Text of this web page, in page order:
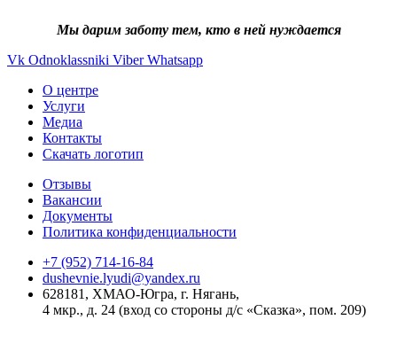
Мы дарим заботу тем, кто в ней нуждается
Vk Odnoklassniki Viber Whatsapp
О центре
Услуги
Медиа
Контакты
Скачать логотип
Отзывы
Вакансии
Документы
Политика конфиденциальности
+7 (952) 714-16-84
dushevnie.lyudi@yandex.ru
628181, ХМАО-Югра, г. Нягань,
4 мкр., д. 24 (вход со стороны д/с «Сказка», пом. 209)